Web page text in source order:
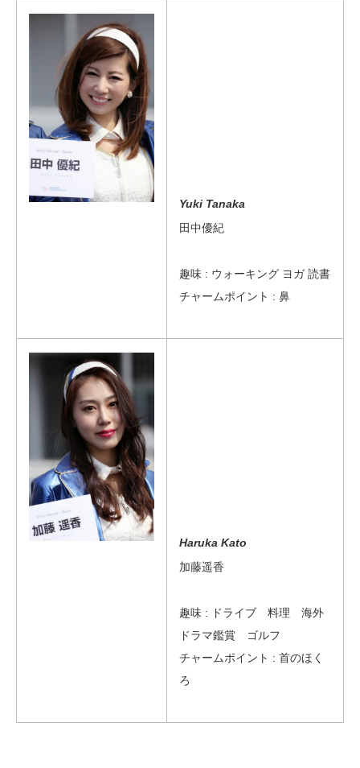
Yuki Tanaka
田中優紀
趣味 : ウォーキング ヨガ 読書
チャームポイント : 鼻
Haruka Kato
加藤遥香
趣味 : ドライブ 料理 海外
ドラマ鑑賞 ゴルフ
チャームポイント : 首のほく
ろ